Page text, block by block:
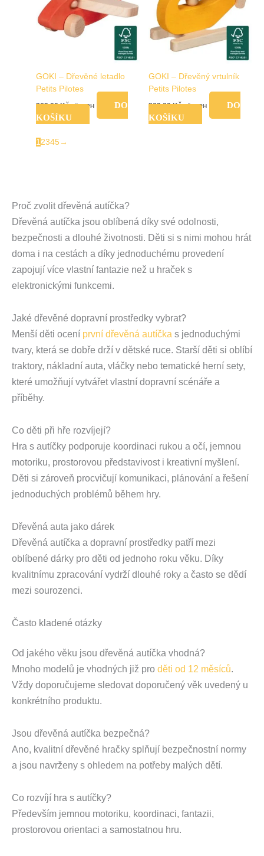
GOKI – Dřevěné letadlo
Petits Pilotes
269,00Kč vč. DPH
DO
KOŠÍKU
GOKI – Dřevěný vrtulník
Petits Pilotes
269,00Kč vč. DPH
DO
KOŠÍKU
12345→
Proč zvolit dřevěná autíčka?
Dřevěná autíčka jsou oblíbená díky své odolnosti,
bezpečnosti a dlouhé životnosti. Děti si s nimi mohou hrát
doma i na cestách a díky jednoduchému provedení
zapojují více vlastní fantazie než u hraček s
elektronickými funkcemi.
Jaké dřevěné dopravní prostředky vybrat?
Menší děti ocení první dřevěná autíčka s jednoduchými
tvary, která se dobře drží v dětské ruce. Starší děti si oblíbí
traktory, nákladní auta, vláčky nebo tematické herní sety,
které umožňují vytvářet vlastní dopravní scénáře a
příběhy.
Co děti při hře rozvíjejí?
Hra s autíčky podporuje koordinaci rukou a očí, jemnou
motoriku, prostorovou představivost i kreativní myšlení.
Děti si zároveň procvičují komunikaci, plánování a řešení
jednoduchých problémů během hry.
Dřevěná auta jako dárek
Dřevěná autíčka a dopravní prostředky patří mezi
oblíbené dárky pro děti od jednoho roku věku. Díky
kvalitnímu zpracování vydrží dlouhé roky a často se dědí
mezi sourozenci.
Často kladené otázky
Od jakého věku jsou dřevěná autíčka vhodná?
Mnoho modelů je vhodných již pro děti od 12 měsíců.
Vždy doporučujeme sledovat doporučený věk uvedený u
konkrétního produktu.
Jsou dřevěná autíčka bezpečná?
Ano, kvalitní dřevěné hračky splňují bezpečnostní normy
a jsou navrženy s ohledem na potřeby malých dětí.
Co rozvíjí hra s autíčky?
Především jemnou motoriku, koordinaci, fantazii,
prostorovou orientaci a samostatnou hru.